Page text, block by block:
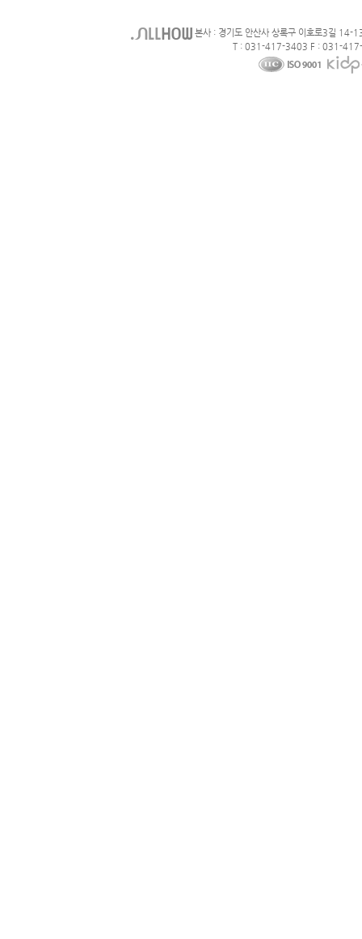
본사 : 경기도 안산사 상록구 이호로3길 14-
T : 031-417-3403 F : 031-